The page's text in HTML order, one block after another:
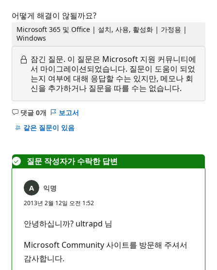
어떻게 해결이 않될까요?
Microsoft 365 및 Office | 설치, 사용, 활성화 | 가정용 |
Windows
잠긴 질문. 이 질문은 Microsoft 지원 커뮤니티에
서 마이그레이션되었습니다. 질문이 도움이 되었
는지 여부에 대해 응답할 수는 있지만, 메모나 회
신을 추가하거나 질문을 따를 수는 없습니다.
댓글 0개
설
명
보고서
같은 질문이 있음
질문 작성자가 수락한 답변
익명
2013년 2월 12일 오전 1:52
안녕하십니까? ultrapd 님
Microsoft Community 사이트를 방문해 주셔서
감사합니다.